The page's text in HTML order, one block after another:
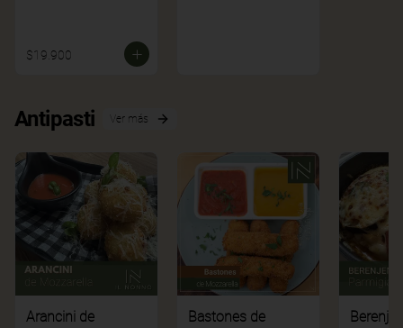
$19.900
Antipasti Ver más
Arancini de
Bastones de